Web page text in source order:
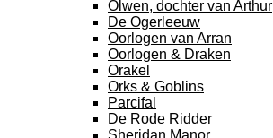
Olwen, dochter van Arthur
De Ogerleeuw
Oorlogen van Arran
Oorlogen & Draken
Orakel
Orks & Goblins
Parcifal
De Rode Ridder
Sheridan Manor